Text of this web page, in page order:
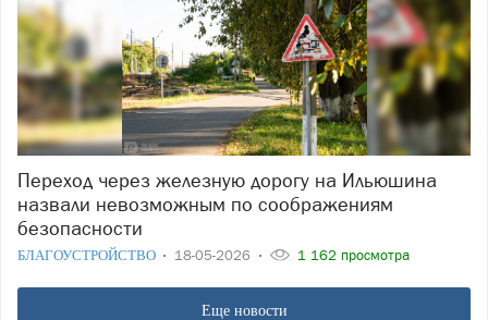
Переход через железную дорогу на Ильюшина
назвали невозможным по соображениям
безопасности
БЛАГОУСТРОЙСТВО 18-05-2026 1 162 просмотра
Еще новости